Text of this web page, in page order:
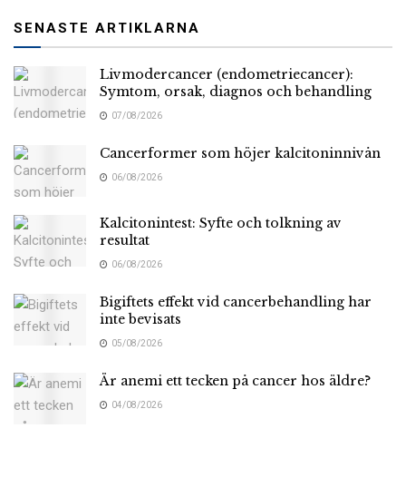
SENASTE ARTIKLARNA
Livmodercancer (endometriecancer):
Symtom, orsak, diagnos och behandling
07/08/2026
Cancerformer som höjer kalcitoninnivån
06/08/2026
Kalcitonintest: Syfte och tolkning av
resultat
06/08/2026
Bigiftets effekt vid cancerbehandling har
inte bevisats
05/08/2026
Är anemi ett tecken på cancer hos äldre?
04/08/2026